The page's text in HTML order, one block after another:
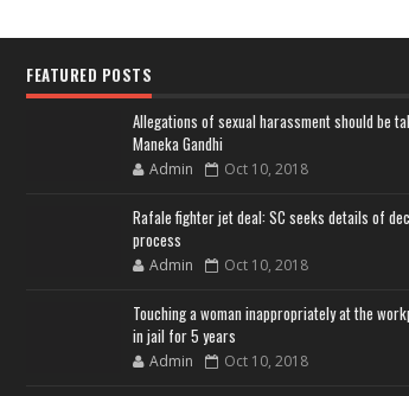
FEATURED POSTS
Allegations of sexual harassment should be
Maneka Gandhi
Admin Oct 10, 2018
Rafale fighter jet deal: SC seeks details of
process
Admin Oct 10, 2018
Touching a woman inappropriately at the
in jail for 5 years
Admin Oct 10, 2018